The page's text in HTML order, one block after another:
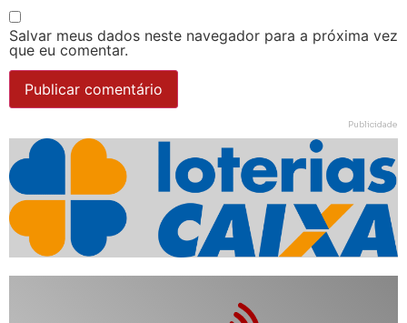
Salvar meus dados neste navegador para a próxima vez
que eu comentar.
Publicidade